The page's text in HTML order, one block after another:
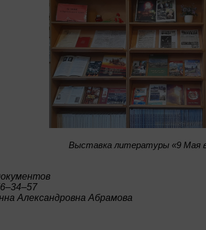
Bыставка литературы «9 Мая
Александровна Абрамова